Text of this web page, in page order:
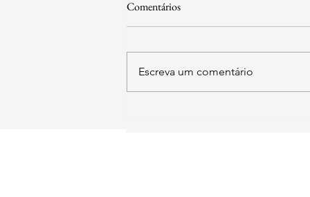
Comentários
Escreva um comentário